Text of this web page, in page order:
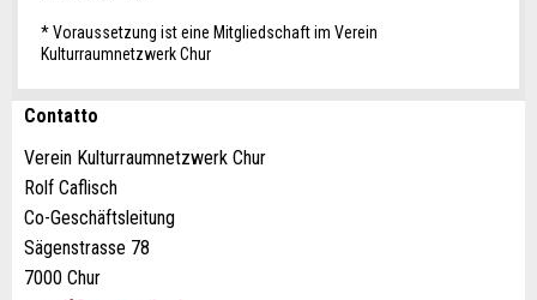
* Voraussetzung ist eine Mitgliedschaft im Verein
Kulturraumnetzwerk Chur
Contestare l'annuncio
Il tuo feedback è molto apprezzato!
Feedback generale
Consigliamo l'annuncio
Raccomando questo annuncio agli amici.
Contatto
Verein Kulturraumnetzwerk Chur
Rolf Caflisch
Co-Geschäftsleitung
Sägenstrasse 78
7000 Chur